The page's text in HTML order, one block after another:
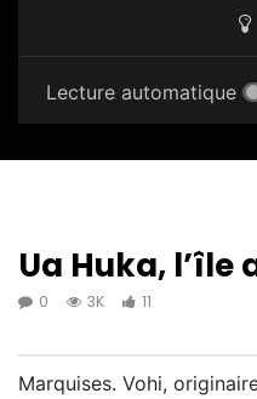
Lecture automatique
Ua Huka, l’île
0 3K 11
Marquises. Vohi,